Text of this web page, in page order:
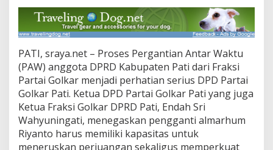
t
i
R
i
y
a
n
t
o
d
i
D
P
PATI, sraya.net – Proses Pergantian Antar Waktu
(PAW) anggota DPRD Kabupaten Pati dari Fraksi
Partai Golkar menjadi perhatian serius DPD Partai
Golkar Pati. Ketua DPD Partai Golkar Pati yang juga
Ketua Fraksi Golkar DPRD Pati, Endah Sri
Wahyuningati, menegaskan pengganti almarhum
Riyanto harus memiliki kapasitas untuk
meneruskan perjuangan sekaligus memperkuat